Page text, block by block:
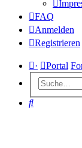
FAQ
Anmelden
Registrieren
· Portal
Suche